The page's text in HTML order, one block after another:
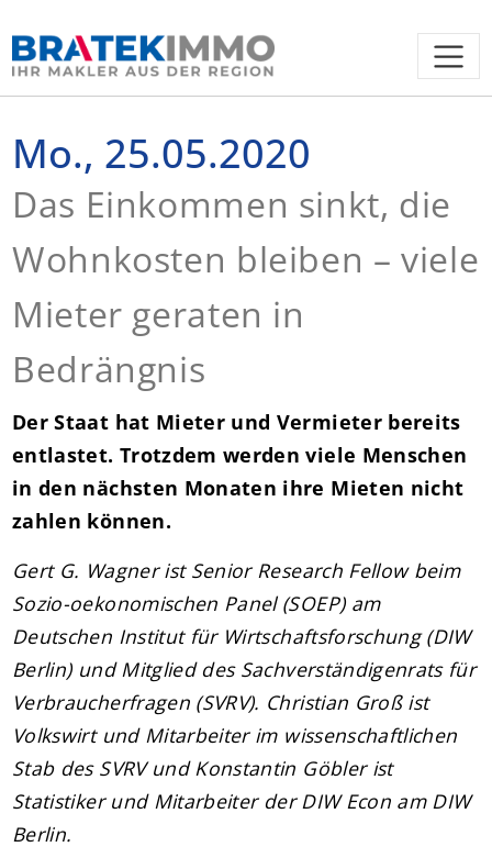
Mo., 25.05.2020
Das Einkommen sinkt, die
Wohnkosten bleiben – viele
Mieter geraten in
Bedrängnis
Der Staat hat Mieter und Vermieter bereits
entlastet. Trotzdem werden viele Menschen
in den nächsten Monaten ihre Mieten nicht
zahlen können.
Gert G. Wagner ist Senior Research Fellow beim
Sozio-oekonomischen Panel (SOEP) am
Deutschen Institut für Wirtschaftsforschung (DIW
Berlin) und Mitglied des Sachverständigenrats für
Verbraucherfragen (SVRV). Christian Groß ist
Volkswirt und Mitarbeiter im wissenschaftlichen
Stab des SVRV und Konstantin Göbler ist
Statistiker und Mitarbeiter der DIW Econ am DIW
Berlin.